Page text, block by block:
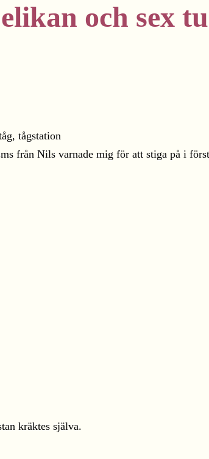
och sex
från Nils varnade mig för att stiga på i
kräktes själva.